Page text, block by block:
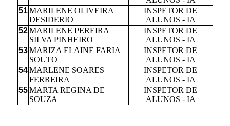
51 MARILENE OLIVEIRA
DESIDERIO
INSPETOR DE
ALUNOS - IA
52 MARILENE PEREIRA
SILVA PINHEIRO
INSPETOR DE
ALUNOS - IA
53 MARIZA ELAINE FARIA
SOUTO
INSPETOR DE
ALUNOS - IA
54 MARLENE SOARES
FERREIRA
INSPETOR DE
ALUNOS - IA
55 MARTA REGINA DE
SOUZA
INSPETOR DE
ALUNOS - IA